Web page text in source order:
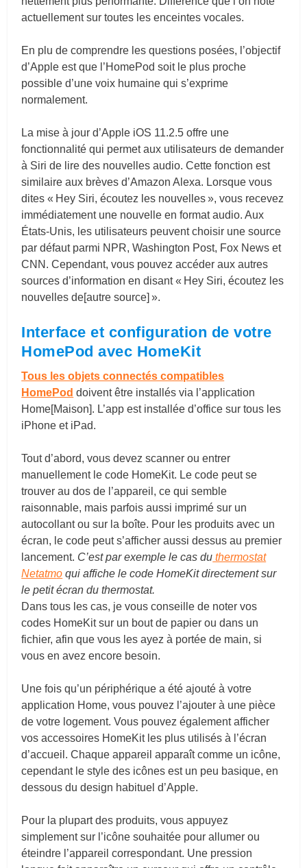
actuellement sur toutes les enceintes vocales.
En plu de comprendre les questions posées, l’objectif
d’Apple est que l’HomePod soit le plus proche
possible d’une voix humaine qui s’exprime
normalement.
La mise à jour d’Apple iOS 11.2.5 offre une
fonctionnalité qui permet aux utilisateurs de demander
à Siri de lire des nouvelles audio. Cette fonction est
similaire aux brèves d’Amazon Alexa. Lorsque vous
dites « Hey Siri, écoutez les nouvelles », vous recevez
immédiatement une nouvelle en format audio. Aux
États-Unis, les utilisateurs peuvent choisir une source
par défaut parmi NPR, Washington Post, Fox News et
CNN. Cependant, vous pouvez accéder aux autres
sources d’information en disant « Hey Siri, écoutez les
nouvelles de[autre source] ».
Interface et configuration de votre
HomePod avec HomeKit
Tous les objets connectés compatibles
HomePod doivent être installés via l’application
Home[Maison]. L’app est installée d’office sur tous les
iPhone et iPad.
Tout d’abord, vous devez scanner ou entrer
manuellement le code HomeKit. Le code peut se
trouver au dos de l’appareil, ce qui semble
raisonnable, mais parfois aussi imprimé sur un
autocollant ou sur la boîte. Pour les produits avec un
écran, le code peut s’afficher aussi dessus au premier
lancement. C’est par exemple le cas du thermostat
Netatmo qui affiche le code HomeKit directement sur
le petit écran du thermostat.
Dans tous les cas, je vous conseille de noter vos
codes HomeKit sur un bout de papier ou dans un
fichier, afin que vous les ayez à portée de main, si
vous en avez encore besoin.
Une fois qu’un périphérique a été ajouté à votre
application Home, vous pouvez l’ajouter à une pièce
de votre logement. Vous pouvez également afficher
vos accessoires HomeKit les plus utilisés à l’écran
d’accueil. Chaque appareil apparaît comme un icône,
cependant le style des icônes est un peu basique, en
dessous du design habituel d’Apple.
Pour la plupart des produits, vous appuyez
simplement sur l’icône souhaitée pour allumer ou
éteindre l’appareil correspondant. Une pression